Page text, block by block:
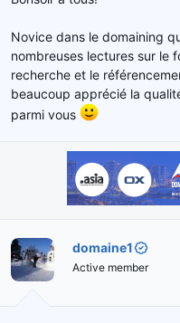
a
d
i
s
c
Novice dans le domaining
nombreuses lectures sur le
recherche et le
beaucoup apprécié la
parmi vous
domaine1
Active member